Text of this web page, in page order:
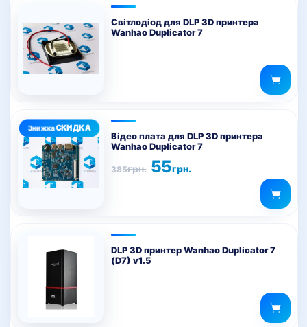
Світлодіод для DLP 3D принтера
Wanhao Duplicator 7
Відео плата для DLP 3D принтера
Wanhao Duplicator 7
385грн.
Оригінальна
ціна:
55грн.
Поточна
ціна:
DLP 3D принтер Wanhao Duplicator 7
(D7) v1.5